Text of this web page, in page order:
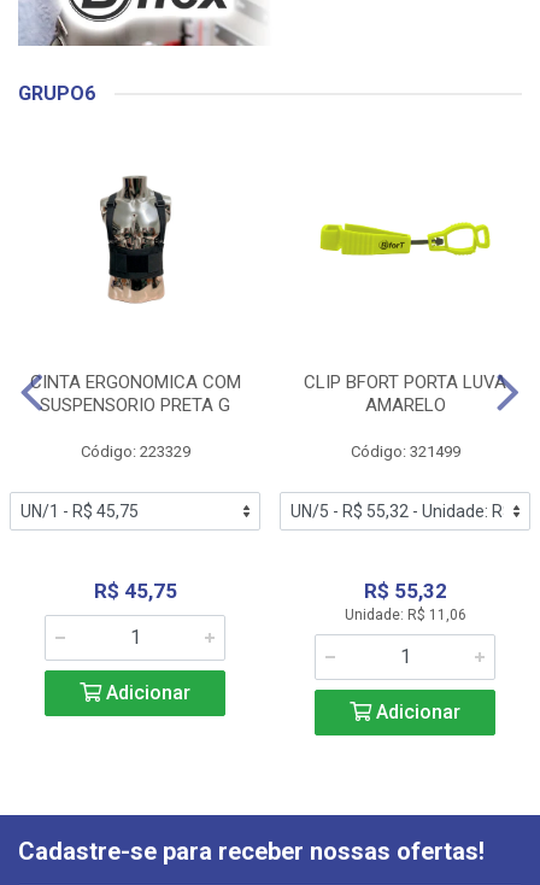
GRUPO6
CINTA ERGONOMICA COM
SUSPENSORIO PRETA G
Código: 223329
R$ 45,75
Adicionar
CLIP BFORT PORTA LUVA
AMARELO
Código: 321499
R$ 55,32
Unidade: R$ 11,06
Adicionar
Cadastre-se para receber nossas ofertas!